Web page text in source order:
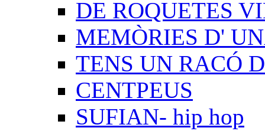
DE ROQUETES
MEMÒRIES D'
TENS UN RACÓ
CENTPEUS
SUFIAN- hip hop